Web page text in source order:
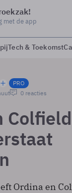
met de app
Tech & Toekomst
PRO
0 reacties
Ordina en